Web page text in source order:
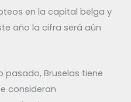
en la capital belga y
año la cifra será aún
pasado, Bruselas tiene
consideran